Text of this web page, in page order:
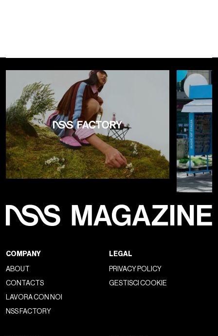
COMPANY
ABOUT
CONTACTS
LAVORA CON NOI
NSS FACTORY
LEGAL
PRIVACY POLICY
GESTISCI COOKIE